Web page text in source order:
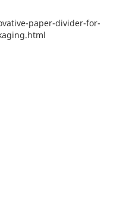
paper-divider-for-